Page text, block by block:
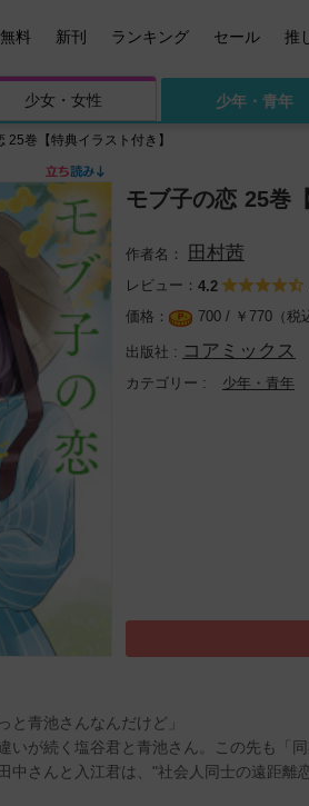
無料 新刊 ランキング セール 推
少女・ 女性 少年・ 青年
25巻【特典イラスト付き】
モブ子の恋 25巻
田村茜
レビュー： 4.2
700 / ￥ 770（税
コアミックス
少年・青年
と青池さんなんだけど」
いが続く塩谷君と青池さん。この先も「
中さんと入江君は、"社会人同士の遠距離